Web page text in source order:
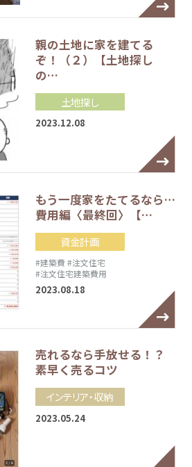
親の土地に家を建てる
ぞ！（２）【土地探し
の…
土地探し
2023.12.08
もう一度家をたてるなら…
費用編〈最終回〉【…
資金計画
#建築費 #注文住宅
#注文住宅建築費用
2023.08.18
売れるなら手放せる！？
素早く売るコツ
インテリア・収納
2023.05.24